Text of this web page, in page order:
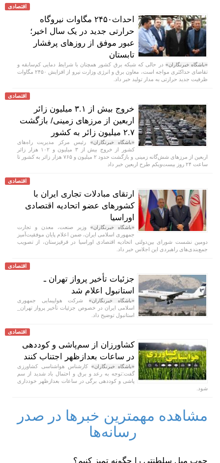
اقتصادی
احداث۲۴۵۰ مگاوات نیروگاه
حرارتی جدید در یک سال اخیر؛
عبور موفق از روز‌های پرفشار
تابستان
«باشگاه خبرنگاران» در حالی که شبکه برق کشور همچنان با شرایط دمایی کم‌سابقه و
تقاضای حداکثری مواجه است، معاون برق و انرژی وزارت نیرو از افزایش ۲۴۵۰ مگاوات
ظرفیت جدید حرارتی به مدار تولید خبر داد.
اقتصادی
خروج بیش از ۳.۱ میلیون زائر
اربعین از مرزهای زمینی/ بازگشت
۲.۷ میلیون زائر به کشور
«باشگاه خبرنگاران» رئیس مرکز مدیریت راه‌های
کشور از خروج بیش از ۳ میلیون و ۱۰۲ هزار زائر
اربعین از مرزهای شش‌گانه زمینی و بازگشت حدود ۲ میلیون و ۷۶۵ هزار زائر به کشور تا
ساعت ۲۴ روز بیست‌ویکم طرح اربعین خبر داد
اقتصادی
ارتقای مبادلات تجاری ایران با
کشور‌های عضو اتحادیه اقتصادی
اوراسیا
«باشگاه خبرنگاران» وزیر صنعت، معدن و تجارت
جمهوری اسلامی ایران، ضمن اعلام پایان موفقیت‌آمیز
دومین نشست شورای بین‌دولتی اتحادیه اقتصادی اوراسیا در قرقیزستان، از تصویب
جمع‌بندی‌های راهبردی این اجلاس خبر داد.
اقتصادی
جزئیات تأخیر پرواز تهران ـ
استانبول اعلام شد
«باشگاه خبرنگاران» شرکت هواپیمایی جمهوری
اسلامی ایران در خصوص جزئیات تأخیر پرواز تهران_
استانبول توضیح داد.
اقتصادی
کشاورزان از سم‌پاشی و کوددهی
در ساعات بعدازظهر اجتناب کنند
«باشگاه خبرنگاران» کارشناس هواشناسی کشاورزی
گفت:توجه به رعد و برق و احتمال باد شدید از سم
پاشی و کوددهی برگی در ساعات بعدازظهر خودداری
شود.
مشاهده مهمترین خبرها در صدر
رسانه‌ها
چوب مبل سلطنتی را چگونه تمیز کنیم؟